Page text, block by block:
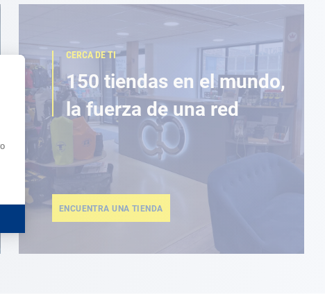
CERCA DE TI
150 tiendas en el mundo,
la fuerza de una red
ENCUENTRA UNA TIENDA